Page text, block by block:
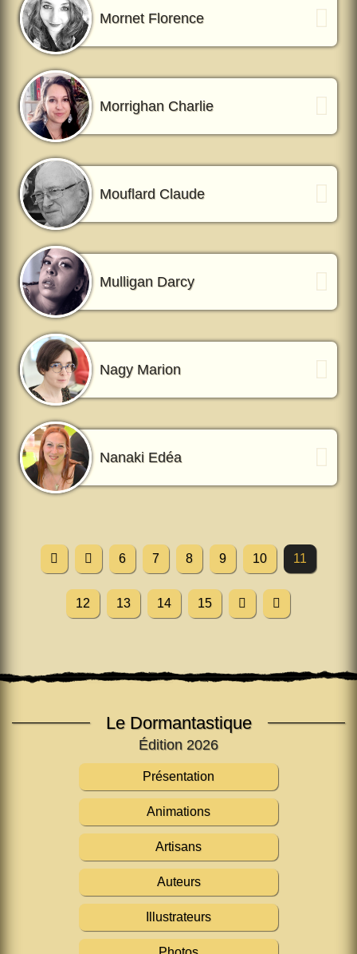
Le Dormantastique
Édition 2026
Présentation
Animations
Artisans
Auteurs
Illustrateurs
Mornet Florence
Morrighan Charlie
Mouflard Claude
Mulligan Darcy
Nagy Marion
Nanaki Edéa
6 7 8 9 10 11
12 13 14 15